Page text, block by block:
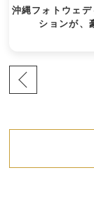
沖縄フォトウェ
ションが、